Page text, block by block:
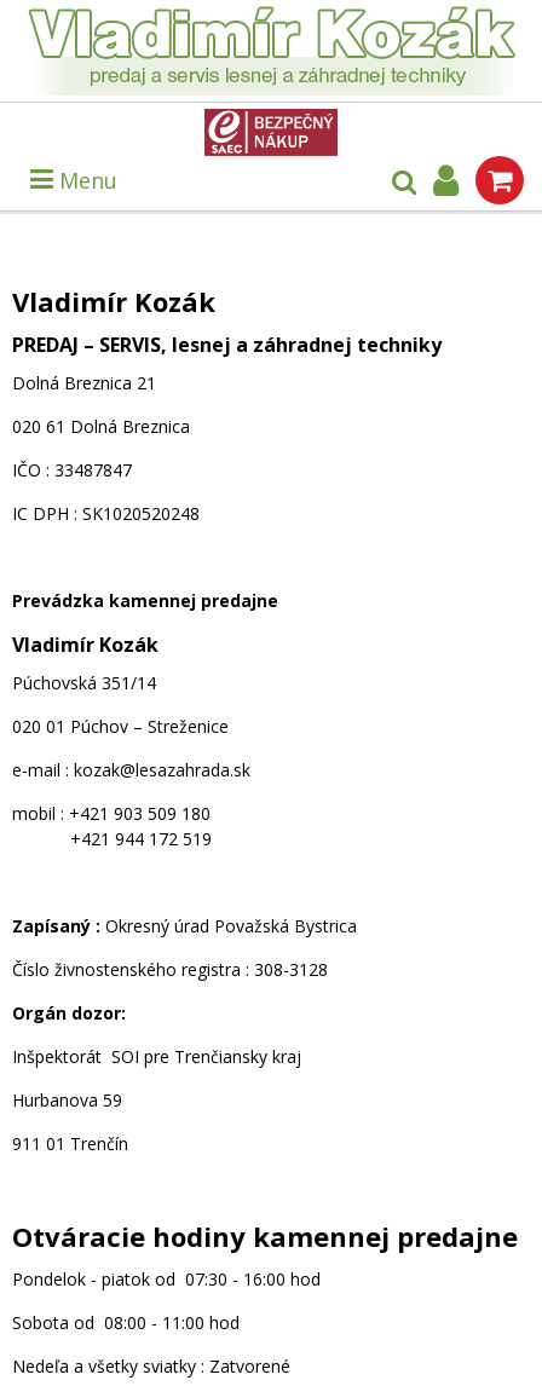
Menu
Vladimír Kozák
PREDAJ – SERVIS, lesnej a záhradnej techniky
Dolná Breznica 21
020 61 Dolná Breznica
IČO : 33487847
IC DPH : SK1020520248
Prevádzka kamennej predajne
Vladimír Kozák
Púchovská 351/14
020 01 Púchov – Streženice
e-mail : kozak@lesazahrada.sk
mobil : +421 903 509 180
+421 944 172 519
Zapísaný : Okresný úrad Považská Bystrica
Číslo živnostenského registra : 308-3128
Orgán dozor:
Inšpektorát SOI pre Trenčiansky kraj
Hurbanova 59
911 01 Trenčín
Otváracie hodiny kamennej predajne
Pondelok - piatok od 07:30 - 16:00 hod
Sobota od 08:00 - 11:00 hod
Nedeľa a všetky sviatky : Zatvorené